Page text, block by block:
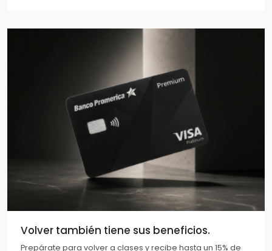
Volver también tiene sus beneficios.
Prepárate para volver a clases y recibe hasta un 15% de